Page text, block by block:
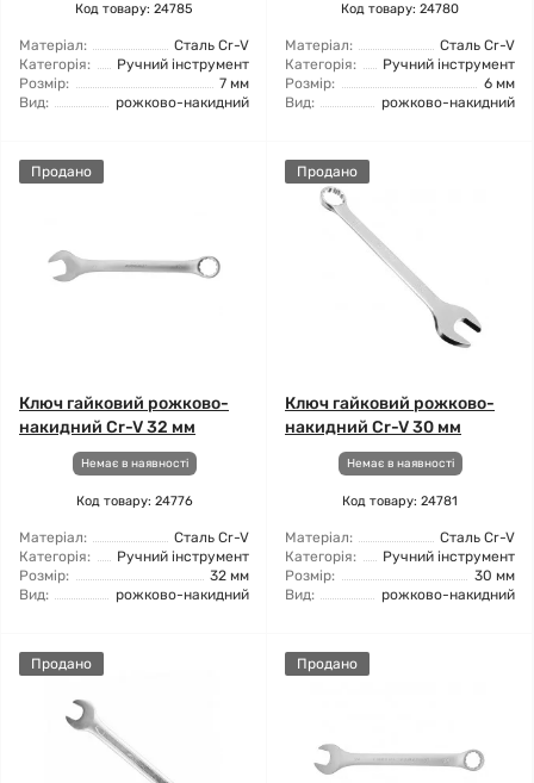
Код товару: 24785
Матеріал:
Сталь Cr-V
Категорія:
Ручний інструмент
Розмір:
7 мм
Вид:
рожково-накидний
Код товару: 24780
Матеріал:
Сталь Cr-V
Категорія:
Ручний інструмент
Розмір:
6 мм
Вид:
рожково-накидний
Продано
Ключ гайковий рожково-
накидний Cr-V 32 мм
Немає в наявності
Код товару: 24776
Матеріал:
Сталь Cr-V
Категорія:
Ручний інструмент
Розмір:
32 мм
Вид:
рожково-накидний
Продано
Ключ гайковий рожково-
накидний Cr-V 30 мм
Немає в наявності
Код товару: 24781
Матеріал:
Сталь Cr-V
Категорія:
Ручний інструмент
Розмір:
30 мм
Вид:
рожково-накидний
Продано Продано